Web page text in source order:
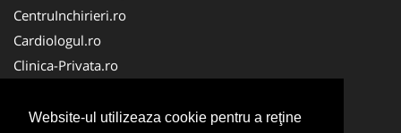
Website-ul utilizeaza cookie pentru a reţine
CentruInchirieri.ro
Cardiologul.ro
Clinica-Privata.ro
FirmaPieseauto.ro